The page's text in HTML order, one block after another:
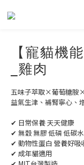
【寵貓機
_雞肉
五味子萃取×葡萄糖胺
益氣生津、補腎寧心、
✔ 日常保養 天天健康
✔ 無穀 無膠 低磷 低碳
✔ 動物性蛋白 營養好吸
✔ 成年貓適用